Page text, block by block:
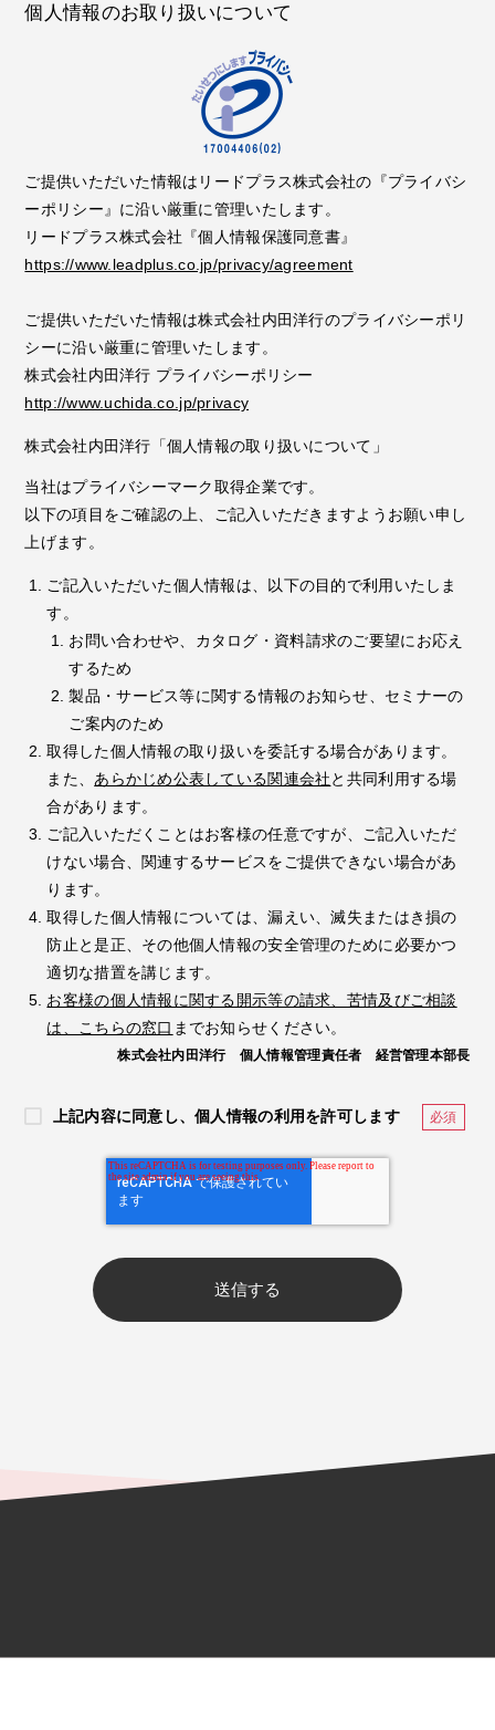
個人情報のお取り扱いについて
ご提供いただいた情報はリードプラス株式会社の『プライバシ
ーポリシー』に沿い厳重に管理いたします。
リードプラス株式会社『個人情報保護同意書』
https://www.leadplus.co.jp/privacy/agreement
ご提供いただいた情報は株式会社内田洋行のプライバシーポリ
シーに沿い厳重に管理いたします。
株式会社内田洋行 プライバシーポリシー
http://www.uchida.co.jp/privacy
株式会社内田洋行「個人情報の取り扱いについて」
当社はプライバシーマーク取得企業です。
以下の項目をご確認の上、ご記入いただきますようお願い申し
上げます。
ご記入いただいた個人情報は、以下の目的で利用いたしま
す。
お問い合わせや、カタログ・資料請求のご要望にお応え
するため
製品・サービス等に関する情報のお知らせ、セミナーの
ご案内のため
取得した個人情報の取り扱いを委託する場合があります。
また、 あらかじめ公表している関連会社と共同利用する場
合があります。
ご記入いただくことはお客様の任意ですが、ご記入いただ
けない場合、関連するサービスをご提供できない場合があ
ります。
取得した個人情報については、漏えい、滅失またはき損の
防止と是正、その他個人情報の安全管理のために必要かつ
適切な措置を講じます。
お客様の個人情報に関する開示等の請求、苦情及びご相談
は、こちらの窓口 までお知らせください。
株式会社内田洋行 個人情報管理責任者 経営管理本部長
上記内容に同意し、個人情報の利用を許可します